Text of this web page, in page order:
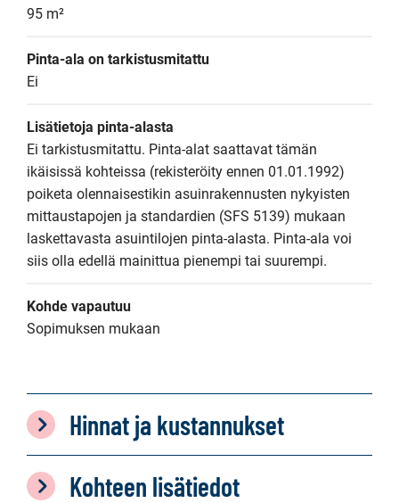
95 m²
Pinta-ala on tarkistusmitattu
Ei
Lisätietoja pinta-alasta
Ei tarkistusmitattu. Pinta-alat saattavat tämän
ikäisissä kohteissa (rekisteröity ennen 01.01.1992)
poiketa olennaisestikin asuinrakennusten nykyisten
mittaustapojen ja standardien (SFS 5139) mukaan
laskettavasta asuintilojen pinta-alasta. Pinta-ala voi
siis olla edellä mainittua pienempi tai suurempi.
Kohde vapautuu
Sopimuksen mukaan
Hinnat ja kustannukset
Kohteen lisätiedot